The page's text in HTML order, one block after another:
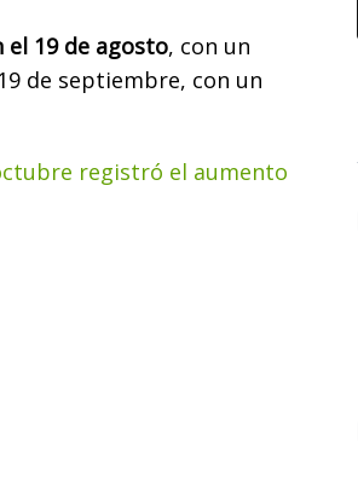
19 de agosto, con un
de septiembre, con un
registró el aumento